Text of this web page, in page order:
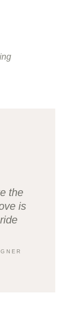
the
is